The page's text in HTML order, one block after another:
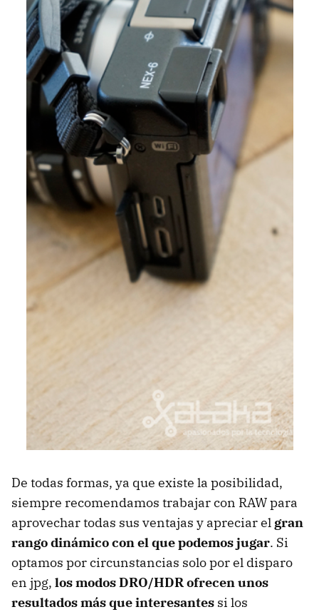
De todas formas, ya que existe la posibilidad,
siempre recomendamos trabajar con RAW para
aprovechar todas sus ventajas y apreciar el gran
rango dinámico con el que podemos jugar. Si
optamos por circunstancias solo por el disparo
en jpg, los modos DRO/HDR ofrecen unos
resultados más que interesantes si los